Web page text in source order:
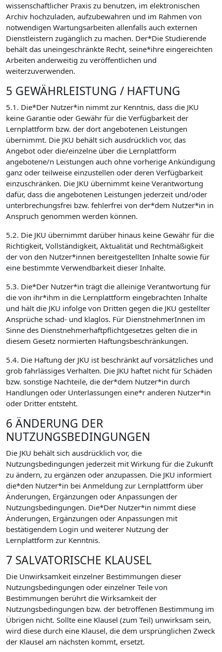
wissenschaftlicher Praxis zu benutzen, im elektronischen
Archiv hochzuladen, aufzubewahren und im Rahmen von
notwendigen Wartungsarbeiten allenfalls auch externen
Dienstleistern zugänglich zu machen. Der*Die Studierende
behält das uneingeschränkte Recht, seine*ihre eingereichten
Arbeiten anderweitig zu veröffentlichen und
weiterzuverwenden.
5 GEWÄHRLEISTUNG / HAFTUNG
5.1. Die*Der Nutzer*in nimmt zur Kenntnis, dass die JKU
keine Garantie oder Gewähr für die Verfügbarkeit der
Lernplattform bzw. der dort angebotenen Leistungen
übernimmt. Die JKU behält sich ausdrücklich vor, das
Angebot oder die/einzelne über die Lernplattform
angebotene/n Leistungen auch ohne vorherige Ankündigung
ganz oder teilweise einzustellen oder deren Verfügbarkeit
einzuschränken. Die JKU übernimmt keine Verantwortung
dafür, dass die angebotenen Leistungen jederzeit und/oder
unterbrechungsfrei bzw. fehlerfrei von der*dem Nutzer*in in
Anspruch genommen werden können.
5.2. Die JKU übernimmt darüber hinaus keine Gewähr für die
Richtigkeit, Vollständigkeit, Aktualität und Rechtmäßigkeit
der von den Nutzer*innen bereitgestellten Inhalte sowie für
eine bestimmte Verwendbarkeit dieser Inhalte.
5.3. Die*Der Nutzer*in trägt die alleinige Verantwortung für
die von ihr*ihm in die Lernplattform eingebrachten Inhalte
und hält die JKU infolge von Dritten gegen die JKU gestellter
Ansprüche schad- und klaglos. Für DienstnehmerInnen im
Sinne des Dienstnehmerhaftpflichtgesetzes gelten die in
diesem Gesetz normierten Haftungsbeschränkungen.
5.4. Die Haftung der JKU ist beschränkt auf vorsätzliches und
grob fahrlässiges Verhalten. Die JKU haftet nicht für Schäden
bzw. sonstige Nachteile, die der*dem Nutzer*in durch
Handlungen oder Unterlassungen eine*r anderen Nutzer*in
oder Dritter entsteht.
6 ÄNDERUNG DER
NUTZUNGSBEDINGUNGEN
Die JKU behält sich ausdrücklich vor, die
Nutzungsbedingungen jederzeit mit Wirkung für die Zukunft
zu ändern, zu ergänzen oder anzupassen. Die JKU informiert
die*den Nutzer*in bei Anmeldung zur Lernplattform über
Änderungen, Ergänzungen oder Anpassungen der
Nutzungsbedingungen. Die*Der Nutzer*in nimmt diese
Änderungen, Ergänzungen oder Anpassungen mit
bestätigendem Login und weiterer Nutzung der
Lernplattform zur Kenntnis.
7 SALVATORISCHE KLAUSEL
Die Unwirksamkeit einzelner Bestimmungen dieser
Nutzungsbedingungen oder einzelner Teile von
Bestimmungen berührt die Wirksamkeit der
Nutzungsbedingungen bzw. der betroffenen Bestimmung im
Übrigen nicht. Sollte eine Klausel (zum Teil) unwirksam sein,
wird diese durch eine Klausel, die dem ursprünglichen Zweck
der Klausel am nächsten kommt, ersetzt.